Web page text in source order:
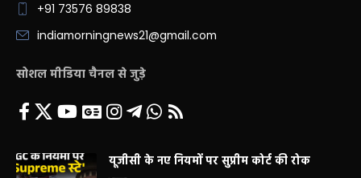
+91 73576 89838
indiamorningnews21@gmail.com
सोशल मीडिया चैनल से जुड़े
यूजीसी के नए नियमों पर सुप्रीम कोर्ट की रोक